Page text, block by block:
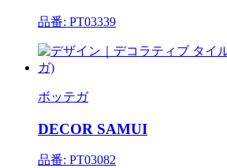
品番: PT03339
ボッテガ
DECOR SAMUI
品番: PT03082